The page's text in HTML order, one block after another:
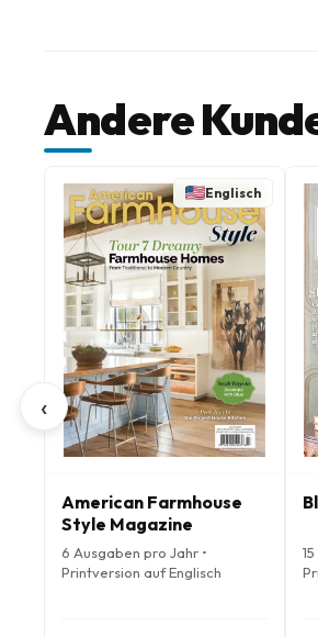
Andere
‹
Englisch
American Farmhouse
Style Magazine
6 Ausgaben pro Jahr •
Printversion auf Englisch